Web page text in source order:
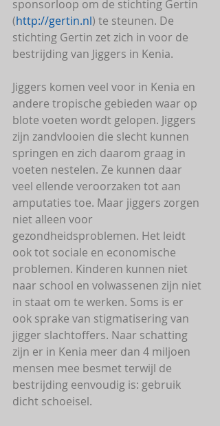
sponsorloop om de stichting Gertin
(http://gertin.nl) te steunen. De
stichting Gertin zet zich in voor de
bestrijding van Jiggers in Kenia.
Jiggers komen veel voor in Kenia en
andere tropische gebieden waar op
blote voeten wordt gelopen. Jiggers
zijn zandvlooien die slecht kunnen
springen en zich daarom graag in
voeten nestelen. Ze kunnen daar
veel ellende veroorzaken tot aan
amputaties toe. Maar jiggers zorgen
niet alleen voor
gezondheidsproblemen. Het leidt
ook tot sociale en economische
problemen. Kinderen kunnen niet
naar school en volwassenen zijn niet
in staat om te werken. Soms is er
ook sprake van stigmatisering van
jigger slachtoffers. Naar schatting
zijn er in Kenia meer dan 4 miljoen
mensen mee besmet terwijl de
bestrijding eenvoudig is: gebruik
dicht schoeisel.